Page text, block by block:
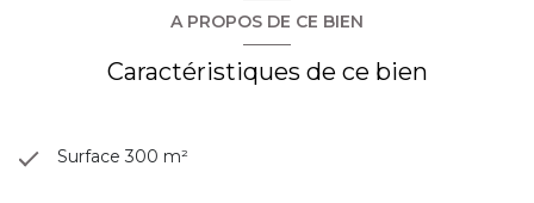
A PROPOS DE CE BIEN
Caractéristiques de ce bien
Surface 300 m²